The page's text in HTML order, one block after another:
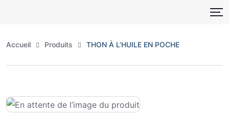
Accueil Produits THON À L’HUILE EN POCHE